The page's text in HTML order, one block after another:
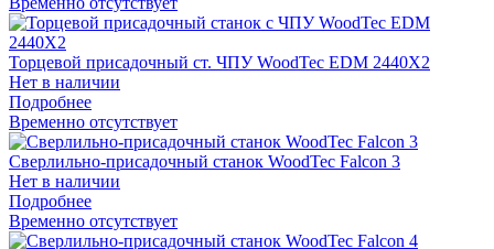
Торцевой присадочный ст. ЧПУ WoodTec EDM 2440X2
Нет в наличии
Подробнее
Временно отсутствует
Сверлильно-присадочный станок WoodTec Falcon 3
Нет в наличии
Подробнее
Временно отсутствует